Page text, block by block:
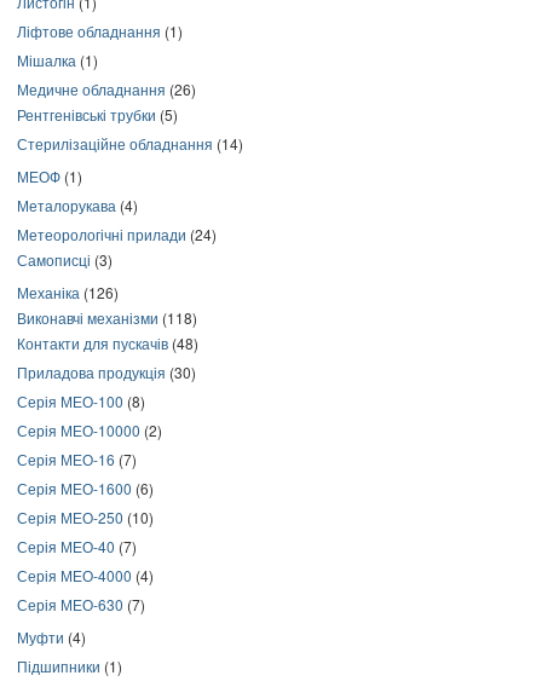
Ліфтове обладнання (1)
Мішалка (1)
Медичне обладнання (26)
Рентгенівські трубки (5)
Стерилізаційне обладнання (14)
МЕОФ (1)
Металорукава (4)
Метеорологічні прилади (24)
Самописці (3)
Механіка (126)
Виконавчі механізми (118)
Контакти для пускачів (48)
Приладова продукція (30)
Серія МЕО-100 (8)
Серія МЕО-10000 (2)
Серія МЕО-16 (7)
Серія МЕО-1600 (6)
Серія МЕО-250 (10)
Серія МЕО-40 (7)
Серія МЕО-4000 (4)
Серія МЕО-630 (7)
Муфти (4)
Підшипники (1)